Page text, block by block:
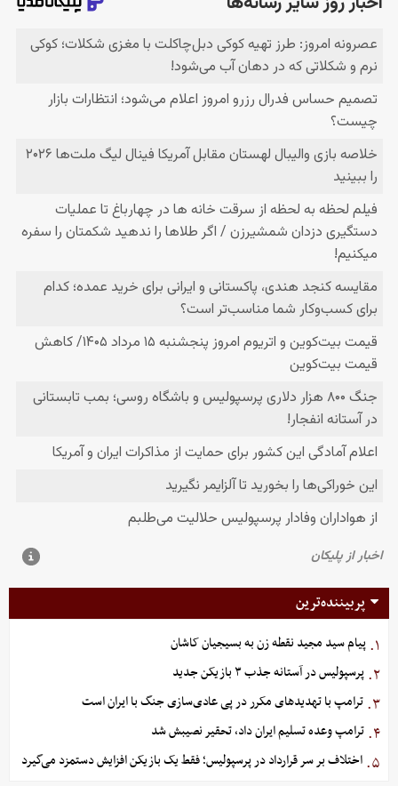
پربیننده‌ترین
۱. پیام سید مجید نقطه زن به بسیجیان کاشان
۲. پرسپولیس در آستانه جذب ۳ بازیکن جدید
۳. ترامپ با تهدیدهای مکرر در پی عادی‌سازی جنگ با ایران است
۴. ترامپ وعده تسلیم ایران داد، تحقیر نصیبش شد
۵. اختلاف بر سر قرارداد در پرسپولیس؛ فقط یک بازیکن افزایش دستمزد می‌گیرد